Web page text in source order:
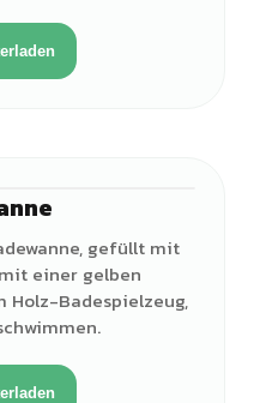
gefüllt mit
einer gelben
Holz-Badespielzeug,